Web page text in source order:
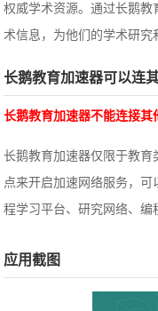
权威学术资源。通过长鹅
术信息，为他们的学术研究
长鹅教育加速器可以连
长鹅教育加速器不能连接其
长鹅教育加速器仅限于教
点来开启加速网络服务，
程学习平台、研究网络、编
应用截图